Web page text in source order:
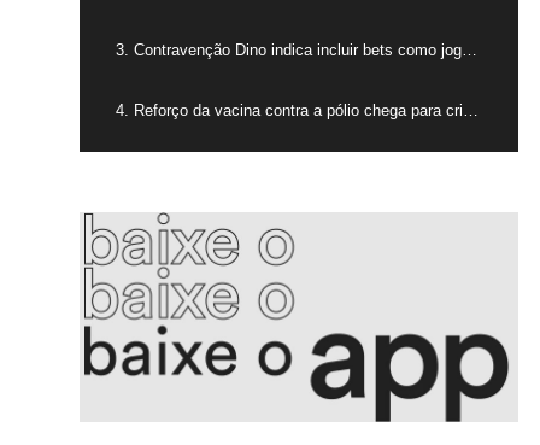
3. Contravenção Dino indica incluir bets como jogos de azar